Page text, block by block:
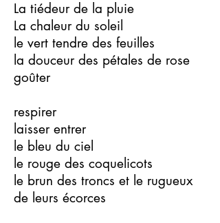
La tiédeur de la pluie
La chaleur du soleil
le vert tendre des feuilles
la douceur des pétales de rose
goûter
respirer
laisser entrer
le bleu du ciel
le rouge des coquelicots
le brun des troncs et le rugueux
de leurs écorces